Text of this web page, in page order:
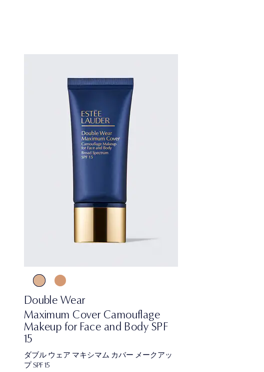
Double Wear
Maximum Cover Camouflage
Makeup for Face and Body SPF
15
ダブル ウェア マキシマム カバー メークアッ
プ SPF 15